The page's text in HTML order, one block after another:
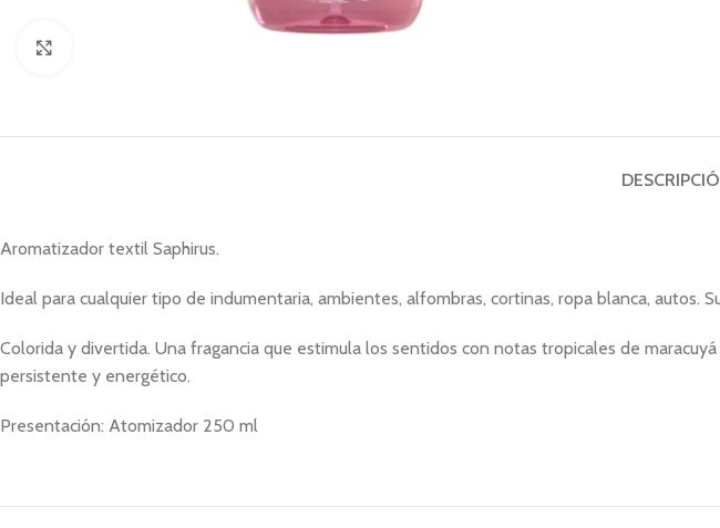
Aromatizador textil Saphirus.
Ideal para cualquier tipo de indumentaria, ambientes, alfombras, cortinas, ropa blanca, autos.
Colorida y divertida. Una fragancia que estimula los sentidos con notas tropicales de
persistente y energético.
Presentación: Atomizador 250 ml